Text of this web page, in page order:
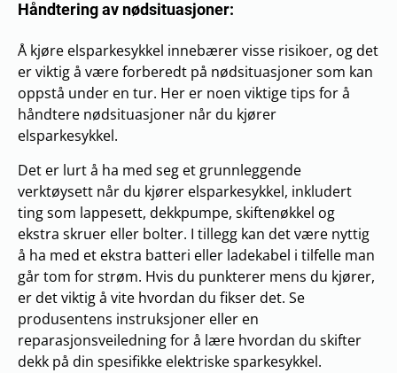
Håndtering av nødsituasjoner:
Å kjøre elsparkesykkel innebærer visse risikoer, og det
er viktig å være forberedt på nødsituasjoner som kan
oppstå under en tur. Her er noen viktige tips for å
håndtere nødsituasjoner når du kjører
elsparkesykkel.
Det er lurt å ha med seg et grunnleggende
verktøysett når du kjører elsparkesykkel, inkludert
ting som lappesett, dekkpumpe, skiftenøkkel og
ekstra skruer eller bolter. I tillegg kan det være nyttig
å ha med et ekstra batteri eller ladekabel i tilfelle man
går tom for strøm. Hvis du punkterer mens du kjører,
er det viktig å vite hvordan du fikser det. Se
produsentens instruksjoner eller en
reparasjonsveiledning for å lære hvordan du skifter
dekk på din spesifikke elektriske sparkesykkel.